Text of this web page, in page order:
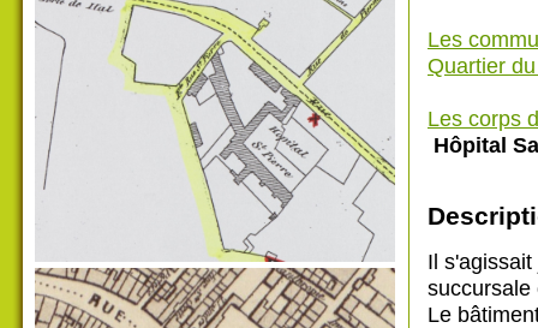
Les
Quartier
Les corps
Hôpital
Il
succursale
Le